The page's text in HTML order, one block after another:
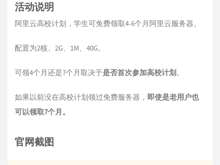
活动说明
阿里云高校计划，学生可免费领取4-6个月阿里云服务器。
配置为2核、2G、1M、40G。
可领4个月还是7个月取决于是否首次参加高校计划。
如果以前没在高校计划领过免费服务器， 即使是老用户也
可以领取7个月。
官网截图